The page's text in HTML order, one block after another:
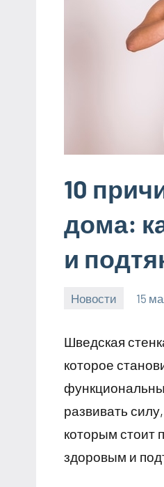
10
дома:
и
Новости 15
Шведская
которое
развивать
которым стоит
здоровым и